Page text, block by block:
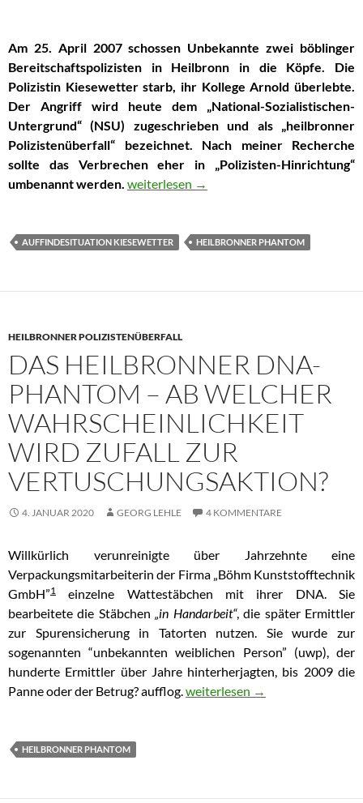
Am 25. April 2007 schossen Unbekannte zwei böblinger
Bereitschaftspolizisten in Heilbronn in die Köpfe. Die
Polizistin Kiesewetter starb, ihr Kollege Arnold überlebte.
Der Angriff wird heute dem „National-Sozialistischen-
Untergrund“ (NSU) zugeschrieben und als „heilbronner
Polizistenüberfall“ bezeichnet. Nach meiner Recherche
sollte das Verbrechen eher in „Polizisten-Hinrichtung“
umbenannt werden. Erschoss heilbronner Polizistenmörder
weiterlesen →
AUFFINDESITUATION KIESEWETTER HEILBRONNER PHANTOM
HEILBRONNER POLIZISTENÜBERFALL
DAS HEILBRONNER DNA-
PHANTOM – AB WELCHER
WAHRSCHEINLICHKEIT
WIRD ZUFALL ZUR
VERTUSCHUNGSAKTION?
4. JANUAR 2020 GEORG LEHLE 4 KOMMENTARE
Willkürlich verunreinigte über Jahrzehnte eine
Verpackungsmitarbeiterin der Firma „Böhm Kunststofftechnik
GmbH”1
einzelne Wattestäbchen mit ihrer DNA. Sie
bearbeitete die Stäbchen„in Handarbeit“, die später Ermittler
zur Spurensicherung in Tatorten nutzen. Sie wurde zur
sogenannten “unbekannten weiblichen Person” (uwp), der
hunderte Ermittler über Jahre hinterherjagten, bis 2009 die
Panne oder der Betrug? aufflog.Das heilbronner DNA-
weiterlesen →
HEILBRONNER PHANTOM